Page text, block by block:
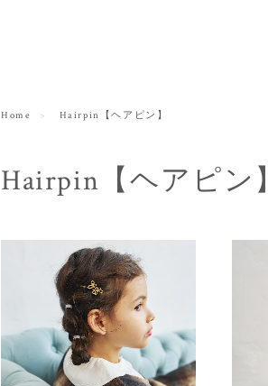
Home Hairpin【ヘアピン】
Hairpin【ヘアピン】